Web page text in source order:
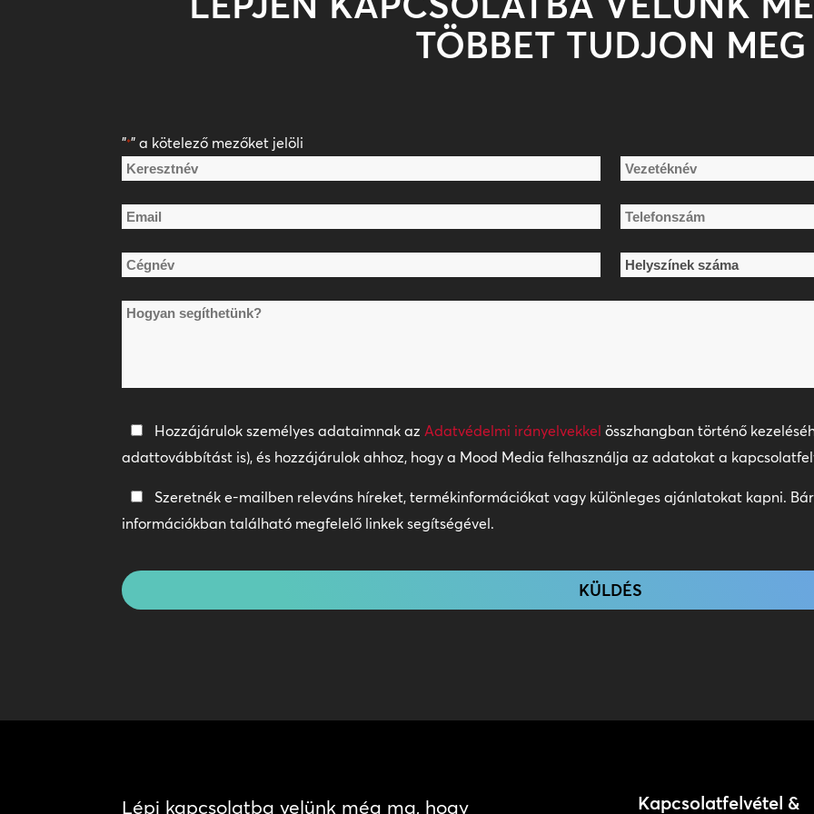
TÖBBET TUDJON MEG
"*" a kötelező mezőket jelöli
Név
Keresztnév Vezetéknév
Email Telefonszám
Cégnév
Helyszínek
Hogyan
Adatvédelmi
irányelvek
Hozzájárulok személyes adataimnak az Adatvédelmi irányelvekkel összhangban történő
adattovábbítást is), és hozzájárulok ahhoz, hogy a Mood Media felhasználja az adatokat a
Tartsa
a
Szeretnék e-mailben releváns híreket, termékinformációkat vagy különleges ajánlatokat kapni.
információkban található megfelelő linkek segítségével.
Lépj kapcsolatba velünk még ma, hogy
Kapcsolatfelvétel &